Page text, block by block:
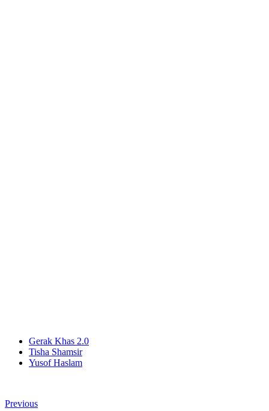
Gerak Khas 2.0
Tisha Shamsir
Yusof Haslam
Previous